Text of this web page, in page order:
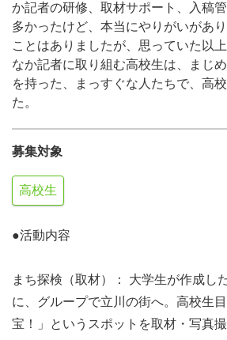
か記者の研修、取材サポート、入稿
多かったけど、本当にやりがいがあ
ことはありましたが、思っていた以
なか記者に取り組む高校生は、まじ
を持った、まっすぐな人たちで、高
た。
募集対象
高校生
●活動内容
まち探検（取材）： 大学生が作成し
に、グループで立川の街へ。高校生
宝！」というスポットを取材・写真撮